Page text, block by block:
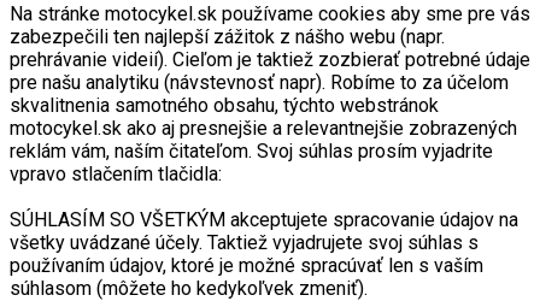
Na stránke motocykel.sk používame cookies aby sme pre vás
zabezpečili ten najlepší zážitok z nášho webu (napr.
prehrávanie videií). Cieľom je taktiež zozbierať potrebné údaje
pre našu analytiku (návstevnosť napr). Robíme to za účelom
skvalitnenia samotného obsahu, týchto webstránok
motocykel.sk ako aj presnejšie a relevantnejšie zobrazených
reklám vám, naším čitateľom. Svoj súhlas prosím vyjadrite
vpravo stlačením tlačidla:
SÚHLASÍM SO VŠETKÝM akceptujete spracovanie údajov na
všetky uvádzané účely. Taktiež vyjadrujete svoj súhlas s
používaním údajov, ktoré je možné spracúvať len s vaším
súhlasom (môžete ho kedykoľvek zmeniť).